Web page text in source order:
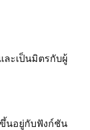
ละเป็นมิตรกับผู้
ขึ้นอยู่กับฟังก์ชัน